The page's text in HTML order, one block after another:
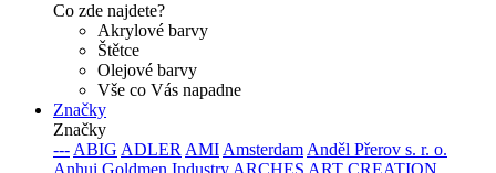
Co zde najdete?
Akrylové barvy
Štětce
Olejové barvy
Vše co Vás napadne
Značky
Značky
--- ABIG ADLER AMI Amsterdam Anděl Přerov s. r. o.
Anhui Goldmen Industry ARCHES ART CREATION